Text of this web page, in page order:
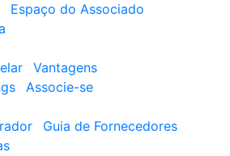
Espaço do Associado
Vantagens
Associe-se
Guia de Fornecedores